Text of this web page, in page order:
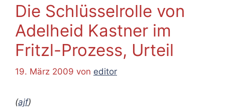
Die Schlüsselrolle von
Adelheid Kastner im
Fritzl-Prozess, Urteil
19. März 2009 von editor
(ajf)